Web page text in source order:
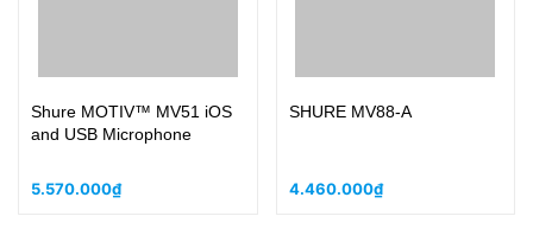
Shure MOTIV™ MV51 iOS
and USB Microphone
5.570.000₫
SHURE MV88-A
4.460.000₫